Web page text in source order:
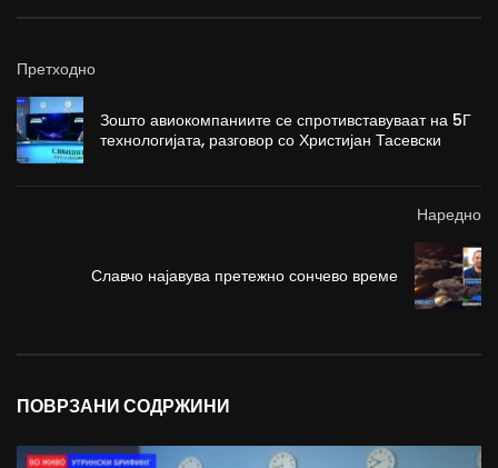
Претходно
Зошто авиокомпаниите се спротивставуваат на 5Г
технологијата, разговор со Христијан Тасевски
Наредно
Славчо најавува претежно сончево време
ПОВРЗАНИ СОДРЖИНИ